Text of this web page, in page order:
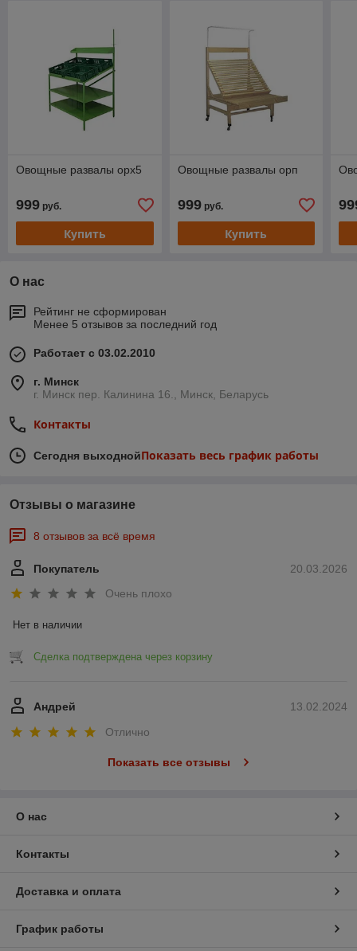
Овощные развалы орх5
999 руб.
Купить
Овощные развалы орп
999руб.
Купить
О нас
Рейтинг не сформирован
Менее 5 отзывов за последний год
Работает с 03.02.2010
г. Минск
г. Минск пер. Калинина 16., Минск, Беларусь
Контакты
Сегодня выходнойПоказать весь график работы
Отзывы о магазине
8 отзывов за всё время
20.03.2026
Покупатель
Очень плохо
Нет в наличии
Сделка подтверждена через корзину
13.02.2024
Андрей
Отлично
Показать все отзывы
О нас
Контакты
Доставка и оплата
График работы